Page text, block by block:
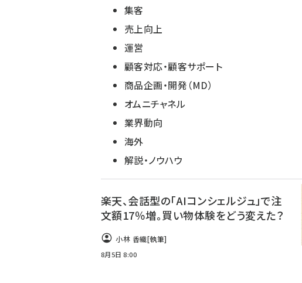
集客
売上向上
運営
顧客対応・顧客サポート
商品企画・開発（MD）
オムニチャネル
業界動向
海外
解説・ノウハウ
楽天、会話型の「AIコンシェルジュ」で注
文額17％増。買い物体験をどう変えた？
小林 香織[執筆]
8月5日 8:00